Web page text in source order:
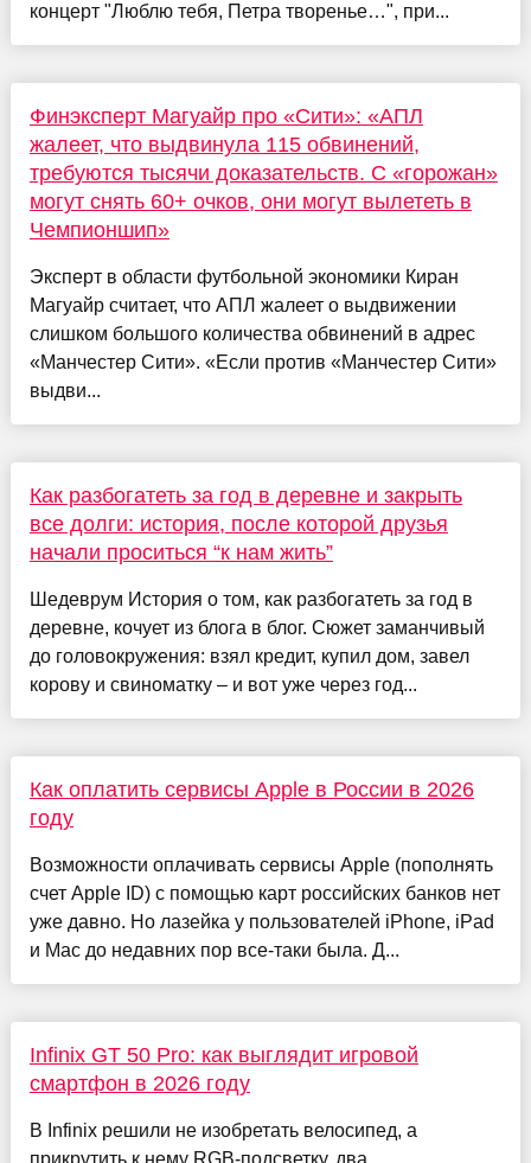
концерт "Люблю тебя, Петра творенье…", при...
Финэксперт Магуайр про «Сити»: «АПЛ
жалеет, что выдвинула 115 обвинений,
требуются тысячи доказательств. С «горожан»
могут снять 60+ очков, они могут вылететь в
Чемпионшип»
Эксперт в области футбольной экономики Киран
Магуайр считает, что АПЛ жалеет о выдвижении
слишком большого количества обвинений в адрес
«Манчестер Сити». «Если против «Манчестер Сити»
выдви...
Как разбогатеть за год в деревне и закрыть
все долги: история, после которой друзья
начали проситься “к нам жить”
Шедеврум История о том, как разбогатеть за год в
деревне, кочует из блога в блог. Сюжет заманчивый
до головокружения: взял кредит, купил дом, завел
корову и свиноматку – и вот уже через год...
Как оплатить сервисы Apple в России в 2026
году
Возможности оплачивать сервисы Apple (пополнять
счет Apple ID) с помощью карт российских банков нет
уже давно. Но лазейка у пользователей iPhone, iPad
и Mac до недавних пор все-таки была. Д...
Infinix GT 50 Pro: как выглядит игровой
смартфон в 2026 году
В Infinix решили не изобретать велосипед, а